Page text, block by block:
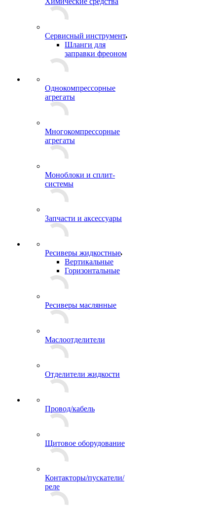
Сервисный инструмент
Шланги для
заправки фреоном
Однокомпрессорные
агрегаты
Многокомпрессорные
агрегаты
Моноблоки и сплит-
системы
Запчасти и аксессуары
Ресиверы жидкостные
Вертикальные
Горизонтальные
Ресиверы маслянные
Маслоотделители
Отделители жидкости
Провод/кабель
Щитовое оборудование
Контакторы/пускатели/
реле